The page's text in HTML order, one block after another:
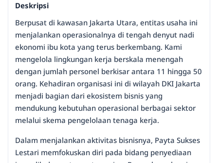
Deskripsi
Berpusat di kawasan Jakarta Utara, entitas usaha ini
menjalankan operasionalnya di tengah denyut nadi
ekonomi ibu kota yang terus berkembang. Kami
mengelola lingkungan kerja berskala menengah
dengan jumlah personel berkisar antara 11 hingga 50
orang. Kehadiran organisasi ini di wilayah DKI Jakarta
menjadi bagian dari ekosistem bisnis yang
mendukung kebutuhan operasional berbagai sektor
melalui skema pengelolaan tenaga kerja.
Dalam menjalankan aktivitas bisnisnya, Payta Sukses
Lestari memfokuskan diri pada bidang penyediaan